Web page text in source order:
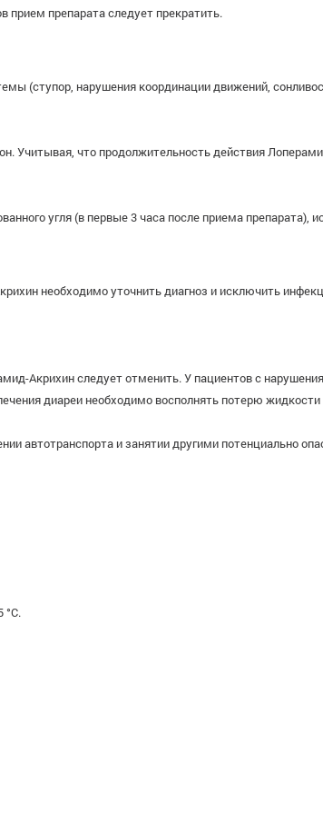
прием препарата следует прекратить.
(ступор, нарушения координации движений,
Учитывая, что продолжительность действия
угля (в первые 3 часа после приема препарата),
необходимо уточнить диагноз и исключить
Акрихин следует отменить. У пациентов с
диареи необходимо восполнять потерю жидкости
автотранспорта и занятии другими потенциально
°С.